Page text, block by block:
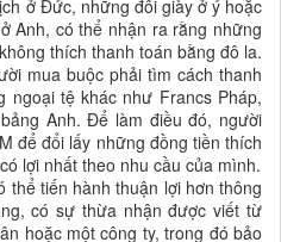
ở Đức, những đôi giày ở ý hoặc
Anh, có thể nhận ra rằng những
thích thanh toán bằng đô la.
mua buộc phải tìm cách thanh
ngoại tệ khác như Francs Pháp,
Anh. Để làm điều đó, người
để đổi lấy những đồng tiền thích
lợi nhất theo nhu cầu của mình.
thể tiến hành thuận lợi hơn thông
có sự thừa nhận được viết từ
hoặc một công ty, trong đó bảo